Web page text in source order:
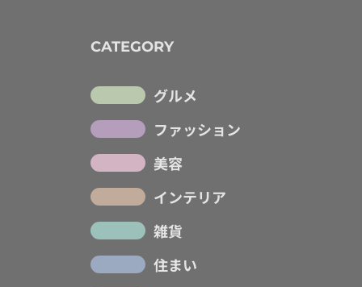
CATEGORY
グルメ
ファッション
美容
インテリア
雑貨
住まい